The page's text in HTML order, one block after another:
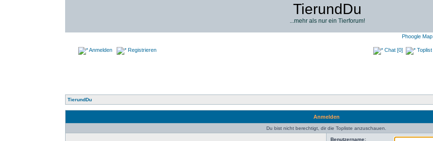
TierundDu
...mehr als nur ein Tierforum!
Anmelden Registrieren
Phoogle Map
Chat [0] Toplist
TierundDu
Anmelden
Du bist nicht berechtigt, dir die Topliste anzuschauen.
Benutzername: